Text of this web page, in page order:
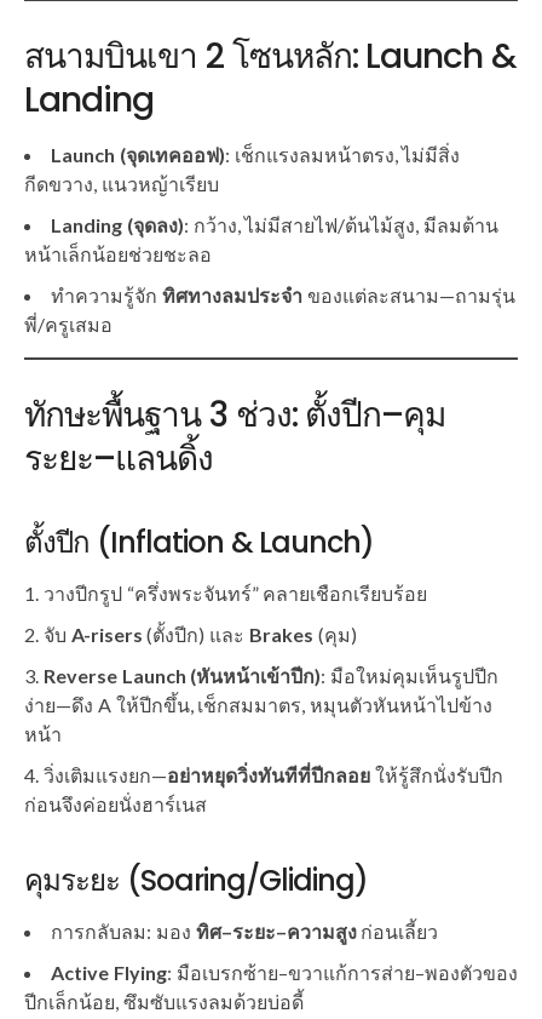
สนามบินเขา 2 โซนหลัก: Launch &
Landing
Launch (จุดเทคออฟ): เช็กแรงลมหน้าตรง, ไม่มีสิ่ง
กีดขวาง, แนวหญ้าเรียบ
Landing (จุดลง): กว้าง, ไม่มีสายไฟ/ต้นไม้สูง, มีลมต้าน
หน้าเล็กน้อยช่วยชะลอ
ทำความรู้จัก ทิศทางลมประจำ ของแต่ละสนาม—ถามรุ่น
พี่/ครูเสมอ
ทักษะพื้นฐาน 3 ช่วง: ตั้งปีก–คุม
ระยะ–แลนดิ้ง
ตั้งปีก (Inflation & Launch)
วางปีกรูป “ครึ่งพระจันทร์” คลายเชือกเรียบร้อย
จับ A-risers (ตั้งปีก) และ Brakes (คุม)
Reverse Launch (หันหน้าเข้าปีก): มือใหม่คุมเห็นรูปปีก
ง่าย—ดึง A ให้ปีกขึ้น, เช็กสมมาตร, หมุนตัวหันหน้าไปข้าง
หน้า
วิ่งเติมแรงยก—อย่าหยุดวิ่งทันทีที่ปีกลอยให้รู้สึกนั่งรับปีก
ก่อนจึงค่อยนั่งฮาร์เนส
คุมระยะ (Soaring/Gliding)
การกลับลม: มอง ทิศ–ระยะ–ความสูงก่อนเลี้ยว
Active Flying: มือเบรกซ้าย–ขวาแก้การส่าย–พองตัวของ
ปีกเล็กน้อย, ซึมซับแรงลมด้วยบ่อดี้